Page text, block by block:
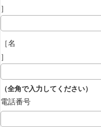
］
［名
］
（全角で入力してください）
電話番号